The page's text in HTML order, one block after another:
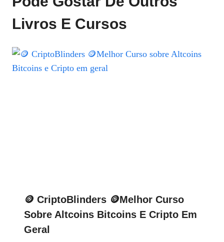
Livros E Cursos
🪙 CriptoBlinders 🪙Melhor Curso
Sobre Altcoins Bitcoins E Cripto Em
Geral